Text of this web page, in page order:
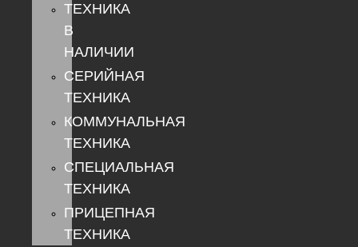
ТЕХНИКА
В
НАЛИЧИИ
СЕРИЙНАЯ
ТЕХНИКА
КОММУНАЛЬНАЯ
ТЕХНИКА
СПЕЦИАЛЬНАЯ
ТЕХНИКА
ПРИЦЕПНАЯ
ТЕХНИКА